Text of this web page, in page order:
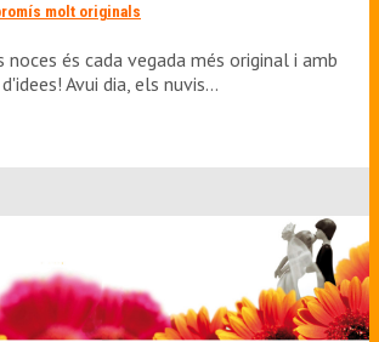
molt originals
noces és cada vegada més original i amb
Avui dia, els nuvis…